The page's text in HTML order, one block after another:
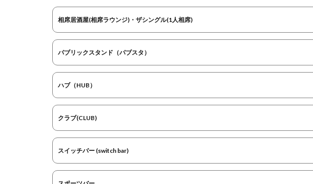
相席居酒屋(相席ラウンジ)・ザシングル(1人相席)
パブリックスタンド（パブスタ）
ハブ（HUB）
クラブ(CLUB)
スイッチバー (switch bar)